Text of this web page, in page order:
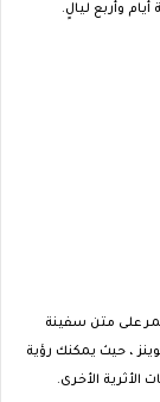
وأربع ليالٍ.
على متن سفينة
، حيث يمكنك رؤية
الأخرى.